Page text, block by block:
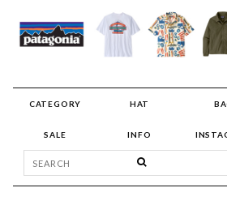
CATEGORY HAT
SALE INFO